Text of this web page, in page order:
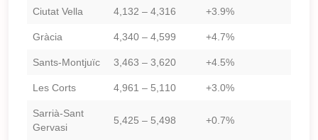
Ciutat Vella 4,132 – 4,316 +3.9%
Gràcia 4,340 – 4,599 +4.7%
Sants-Montjuïc 3,463 – 3,620 +4.5%
Les Corts 4,961 – 5,110 +3.0%
Sarrià-Sant
Gervasi
5,425 – 5,498 +0.7%